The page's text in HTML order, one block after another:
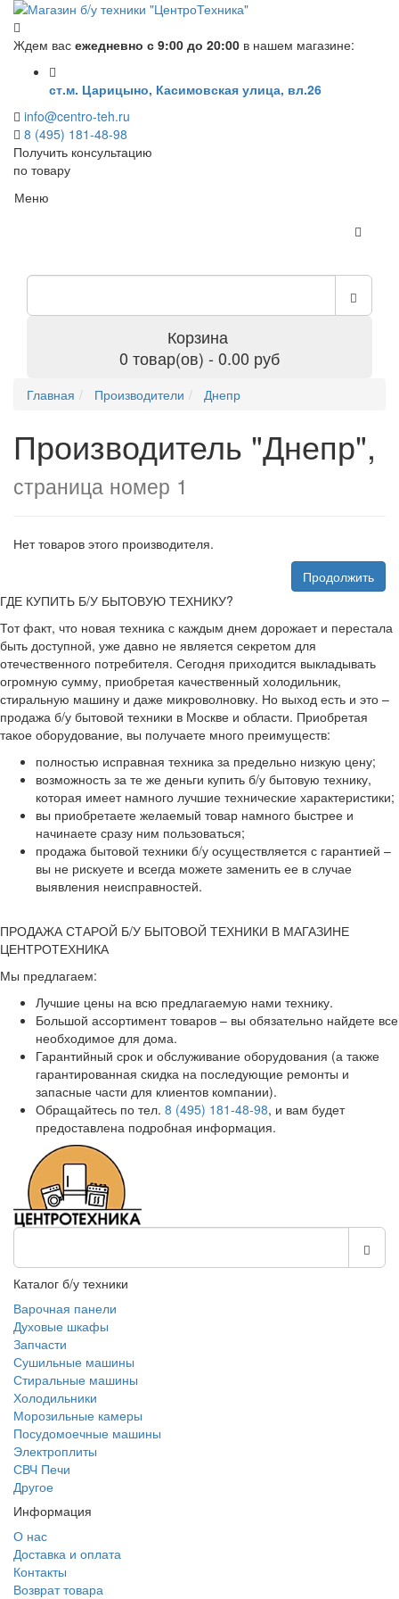
Ждем вас ежедневно с 9:00 до 20:00 в нашем магазине:
ст.м. Царицыно, Касимовская улица, вл.26
info@centro-teh.ru
8 (495) 181-48-98
Получить консультацию
по товару
Меню
Корзина
0 товар(ов) - 0.00 руб
Главная Производители Днепр
Производитель "Днепр",
страница номер 1
Нет товаров этого производителя.
Продолжить
ГДЕ КУПИТЬ Б/У БЫТОВУЮ ТЕХНИКУ?
Тот факт, что новая техника с каждым днем дорожает и перестала
быть доступной, уже давно не является секретом для
отечественного потребителя. Сегодня приходится выкладывать
огромную сумму, приобретая качественный холодильник,
стиральную машину и даже микроволновку. Но выход есть и это –
продажа б/у бытовой техники в Москве и области. Приобретая
такое оборудование, вы получаете много преимуществ:
полностью исправная техника за предельно низкую цену;
возможность за те же деньги купить б/у бытовую технику,
которая имеет намного лучшие технические характеристики;
вы приобретаете желаемый товар намного быстрее и
начинаете сразу ним пользоваться;
продажа бытовой техники б/у осуществляется с гарантией –
вы не рискуете и всегда можете заменить ее в случае
выявления неисправностей.
ПРОДАЖА СТАРОЙ Б/У БЫТОВОЙ ТЕХНИКИ В МАГАЗИНЕ
ЦЕНТРОТЕХНИКА
Мы предлагаем:
Лучшие цены на всю предлагаемую нами технику.
Большой ассортимент товаров – вы обязательно найдете все
необходимое для дома.
Гарантийный срок и обслуживание оборудования (а также
гарантированная скидка на последующие ремонты и
запасные части для клиентов компании).
Обращайтесь по тел. 8 (495) 181-48-98, и вам будет
предоставлена подробная информация.
Каталог б/у техники
Варочная панели
Духовые шкафы
Запчасти
Сушильные машины
Стиральные машины
Холодильники
Морозильные камеры
Посудомоечные машины
Электроплиты
СВЧ Печи
Другое
Информация
О нас
Доставка и оплата
Контакты
Возврат товара